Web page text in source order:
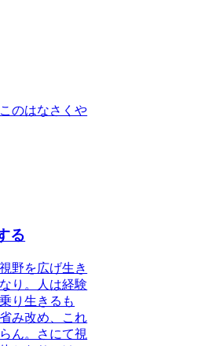
のはなさくや
る
野を広げ生き
り。人は経験
り生きるも
み改め、これ
ん。さにて視